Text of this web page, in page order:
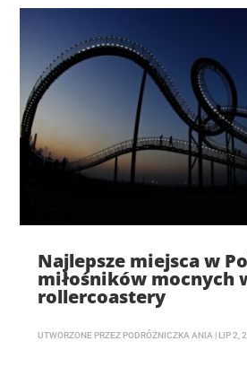
Najlepsze miejsca w
miłośników mocnych
rollercoastery
UTWORZONE PRZEZ PODRÓŻNICZKA ANIA | LIP 2,